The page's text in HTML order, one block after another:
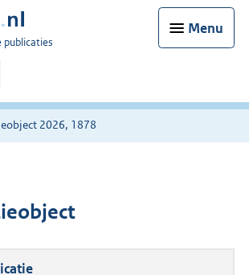
Menu
publicaties
2026, 1878